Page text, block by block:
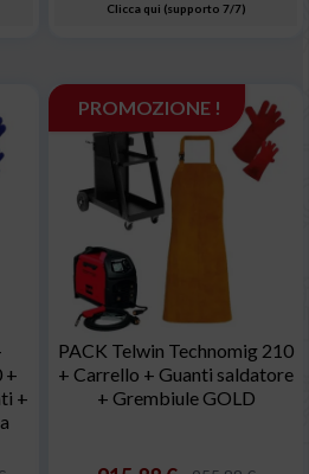
Clicca qui (supporto 7/7)
+
+
PROMOZIONE !
PACK Telwin Technomig 210
+ Carrello + Guanti saldatore
+ Grembiule GOLD